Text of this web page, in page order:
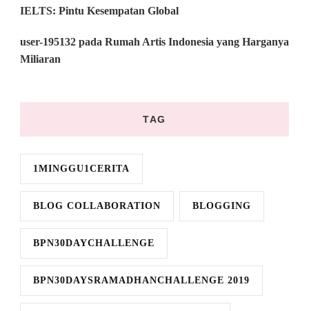
IELTS: Pintu Kesempatan Global
user-195132 pada Rumah Artis Indonesia yang Harganya
Miliaran
TAG
1MINGGU1CERITA
BLOG COLLABORATION BLOGGING
BPN30DAYCHALLENGE
BPN30DAYSRAMADHANCHALLENGE 2019